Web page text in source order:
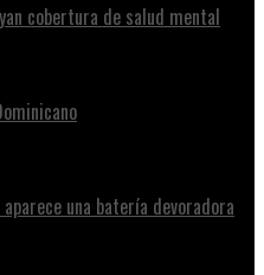
cobertura de salud mental
aparece una batería devoradora